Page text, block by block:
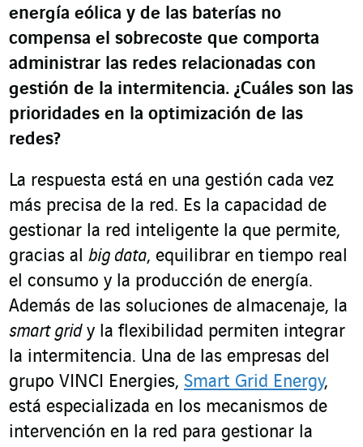
energía eólica y de las baterías no
compensa el sobrecoste que comporta
administrar las redes relacionadas con
gestión de la intermitencia. ¿Cuáles son las
prioridades en la optimización de las
redes?
La respuesta está en una gestión cada vez
más precisa de la red. Es la capacidad de
gestionar la red inteligente la que permite,
gracias al big data, equilibrar en tiempo real
el consumo y la producción de energía.
Además de las soluciones de almacenaje, la
smart gridy la flexibilidad permiten integrar
la intermitencia. Una de las empresas del
grupo VINCI Energies, Smart Grid Energy,
está especializada en los mecanismos de
intervención en la red para gestionar la